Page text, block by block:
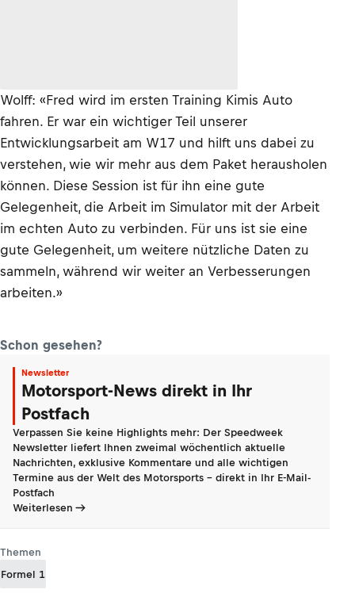
Wolff: «Fred wird im ersten Training Kimis Auto
fahren. Er war ein wichtiger Teil unserer
Entwicklungsarbeit am W17 und hilft uns dabei zu
verstehen, wie wir mehr aus dem Paket herausholen
können. Diese Session ist für ihn eine gute
Gelegenheit, die Arbeit im Simulator mit der Arbeit
im echten Auto zu verbinden. Für uns ist sie eine
gute Gelegenheit, um weitere nützliche Daten zu
sammeln, während wir weiter an Verbesserungen
arbeiten.»
Schon gesehen?
Newsletter
Motorsport-News direkt in Ihr
Postfach
Verpassen Sie keine Highlights mehr: Der Speedweek
Newsletter liefert Ihnen zweimal wöchentlich aktuelle
Nachrichten, exklusive Kommentare und alle wichtigen
Termine aus der Welt des Motorsports - direkt in Ihr E-Mail-
Postfach
Weiterlesen
Themen
Formel 1